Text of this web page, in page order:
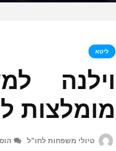
ליטא
וילנה
מומלצות
טיולי משפחות לחו"ל